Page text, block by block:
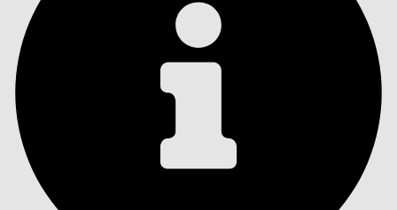
INHALT